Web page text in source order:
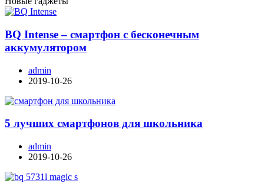
записей
BQ Intense – смартфон с бесконечным
аккумулятором
admin
2019-10-26
5 лучших смартфонов для школьника
admin
2019-10-26